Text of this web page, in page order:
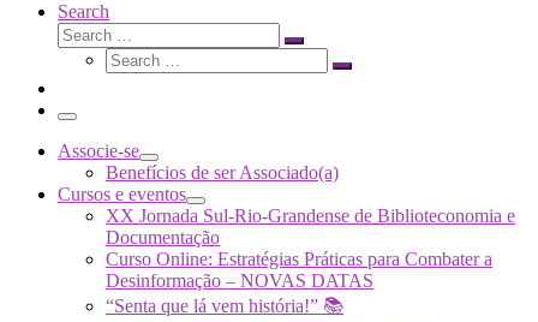
Search
Search
Search
Search
Search
Menu
Associe-se
Benefícios de ser Associado(a)
Cursos e eventos
XX Jornada Sul-Rio-Grandense de Biblioteconomia e
Documentação
Curso Online: Estratégias Práticas para Combater a
Desinformação – NOVAS DATAS
“Senta que lá vem história!” 📚